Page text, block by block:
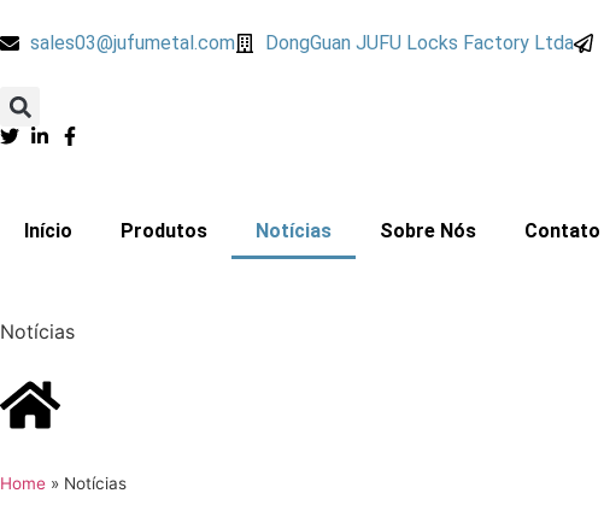
sales03@jufumetal.com DongGuan JUFU Locks Factory Ltda
​Início Produtos Notícias ​Sobre Nós ​Contato
Notícias
Home » Notícias